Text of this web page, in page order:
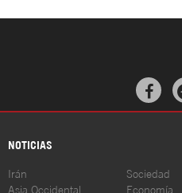
NOTICIAS
Irán
Asia Occidental
Sociedad
Economía